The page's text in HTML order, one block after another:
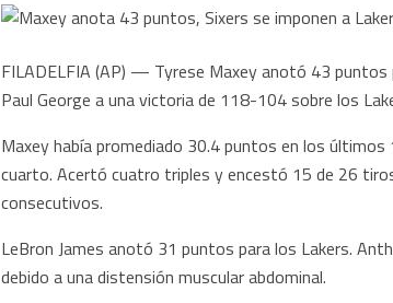
FILADELFIA (AP) — Tyrese Maxey anotó 43 puntos
Paul George a una victoria de 118-104 sobre los
Maxey había promediado 30.4 puntos en los
cuarto. Acertó cuatro triples y encestó 15 de 26
consecutivos.
LeBron James anotó 31 puntos para los Lakers.
debido a una distensión muscular abdominal.